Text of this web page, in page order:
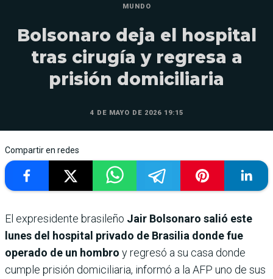
MUNDO
Bolsonaro deja el hospital
tras cirugía y regresa a
prisión domiciliaria
4 DE MAYO DE 2026 19:15
Compartir en redes
El expresidente brasileño Jair Bolsonaro salió este
lunes del hospital privado de Brasilia donde fue
operado de un hombro y regresó a su casa donde
cumple prisión domiciliaria, informó a la AFP uno de sus